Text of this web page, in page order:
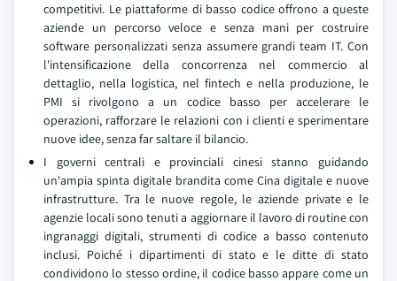
competitivi. Le piattaforme di basso codice offrono a queste
aziende un percorso veloce e senza mani per costruire
software personalizzati senza assumere grandi team IT. Con
l'intensificazione della concorrenza nel commercio al
dettaglio, nella logistica, nel fintech e nella produzione, le
PMI si rivolgono a un codice basso per accelerare le
operazioni, rafforzare le relazioni con i clienti e sperimentare
nuove idee, senza far saltare il bilancio.
I governi centrali e provinciali cinesi stanno guidando
un'ampia spinta digitale brandita come Cina digitale e nuove
infrastrutture. Tra le nuove regole, le aziende private e le
agenzie locali sono tenuti a aggiornare il lavoro di routine con
ingranaggi digitali, strumenti di codice a basso contenuto
inclusi. Poiché i dipartimenti di stato e le ditte di stato
condividono lo stesso ordine, il codice basso appare come un